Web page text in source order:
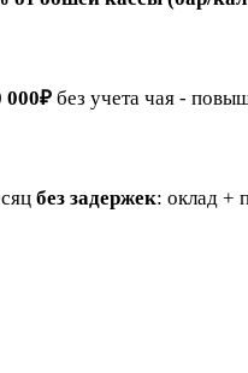
000₽ без учета чая -
без задержек: оклад +